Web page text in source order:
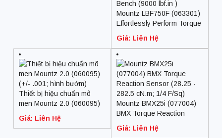
Mountz LBF750F (063301)
Effortlessly Perform Torque
Loading Bench (9000 lbf.in
)
Giá: Liên Hệ
Thiết bị hiệu chuẩn mô
men Mountz 2.0 (060095)
Giá: Liên Hệ
Mountz BMX25i (077004)
BMX Torque Reaction
cN.m; 1/4 F/Sq)
Giá: Liên Hệ